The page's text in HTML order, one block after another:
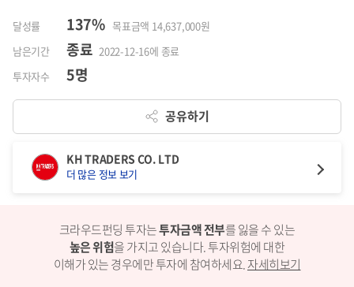
달성률 137% 목표금액 14,637,000원
남은기간
종료 2022-12-16에 종료
투자자수
5명
공유하기
크라우드펀딩 투자는투자금액 전부를 잃을 수 있는
높은 위험을 가지고 있습니다.투자위험에 대한
이해가 있는 경우에만 투자에 참여하세요.자세히보기
KH TRADERS CO. LTD
더 많은 정보 보기